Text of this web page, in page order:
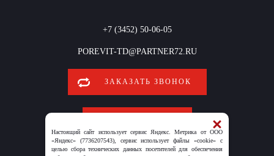
+7 (3452) 50-06-05
POREVIT-TD@PARTNER72.RU
ЗАКАЗАТЬ ЗВОНОК
Настоящий сайт использует сервис Яндекс. Метрика от ООО
«Яндекс» (7736207543), сервис использует файлы «cookie» с
целью сбора технических данных посетителей для обеспечения